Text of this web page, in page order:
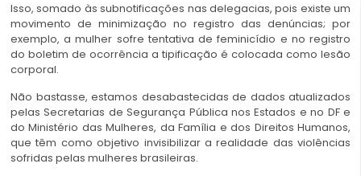
Isso, somado às subnotificações nas delegacias, pois existe um
movimento de minimização no registro das denúncias; por
exemplo, a mulher sofre tentativa de feminicídio e no registro
do boletim de ocorrência a tipificação é colocada como lesão
corporal.
Não bastasse, estamos desabastecidas de dados atualizados
pelas Secretarias de Segurança Pública nos Estados e no DF e
do Ministério das Mulheres, da Família e dos Direitos Humanos,
que têm como objetivo invisibilizar a realidade das violências
sofridas pelas mulheres brasileiras.